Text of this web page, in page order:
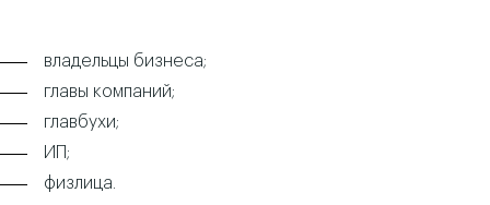
владельцы бизнеса;
главы компаний;
главбухи;
ИП;
физлица.